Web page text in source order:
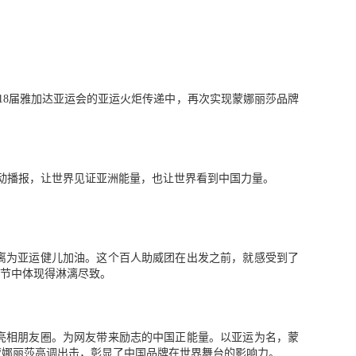
届雅加达亚运会的亚运火炬传递中，再次实现蒙娜丽莎品牌
报，让世界见证亚洲能量，也让世界看到中国力量。
亚运健儿加油。这个百人助威团在出发之前，就感受到了
中体现得淋漓尽致。
朋友圈。为网友带来励志的中国正能量。以亚运为名，蒙
丽莎高调出击，彰显了中国品牌在世界舞台的影响力。